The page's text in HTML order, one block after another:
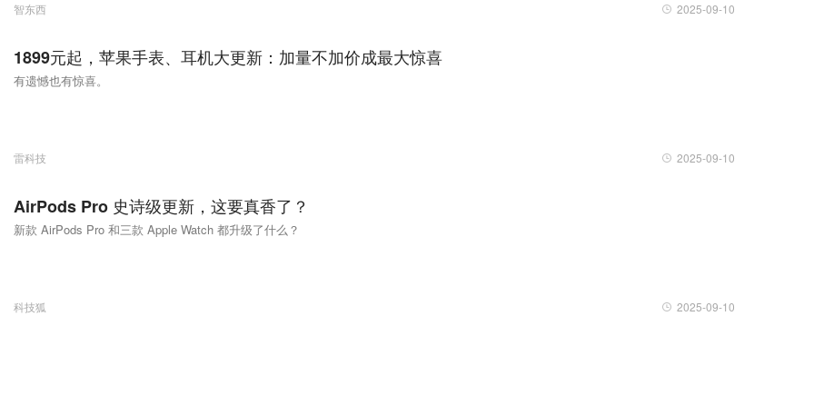
智东西 2025-09-10
1899元起，苹果手表、耳机大更新：加量不加价成最大惊喜
有遗憾也有惊喜。
雷科技 2025-09-10
AirPods Pro 史诗级更新，这要真香了？
新款 AirPods Pro 和三款 Apple Watch 都升级了什么？
科技狐 2025-09-10